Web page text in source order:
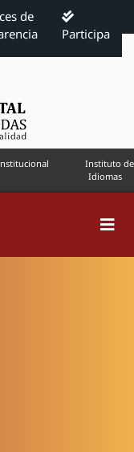
de
Participa
Instituto de
Idiomas